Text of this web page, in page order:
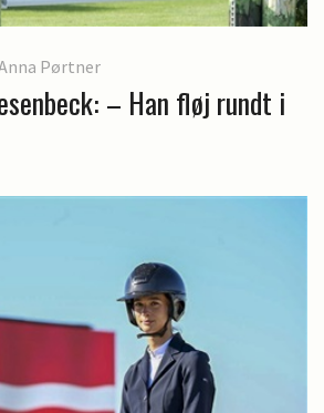
Pørtner
– Han fløj rundt i